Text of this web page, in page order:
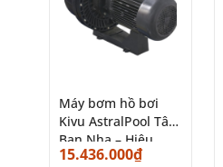
Máy bơm hồ bơi
Kivu AstralPool Tây
Ban Nha – Hiệu
suất & bền bỉ
15.436.000₫